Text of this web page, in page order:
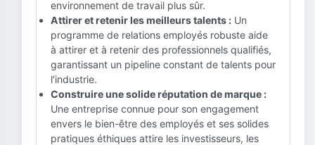
environnement de travail plus sûr.
Attirer et retenir les meilleurs talents : Un
programme de relations employés robuste aide
à attirer et à retenir des professionnels qualifiés,
garantissant un pipeline constant de talents pour
l'industrie.
Construire une solide réputation de marque :
Une entreprise connue pour son engagement
envers le bien-être des employés et ses solides
pratiques éthiques attire les investisseurs, les